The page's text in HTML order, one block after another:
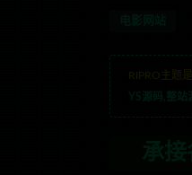
RIPRO主题
YS源码,整
接各种系统开发